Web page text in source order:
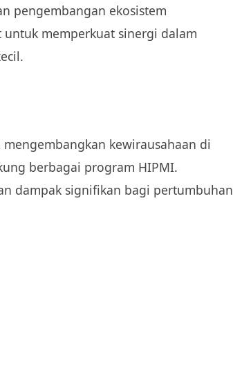
pengembangan ekosistem
untuk memperkuat sinergi dalam
kewirausahaan di
berbagai program HIPMI.
dampak signifikan bagi pertumbuhan